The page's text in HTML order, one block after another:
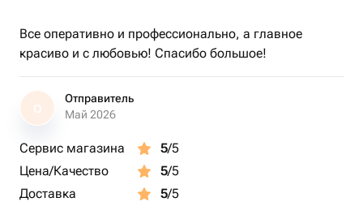
Все оперативно и профессионально, а главное
красиво и с любовью! Спасибо большое!
О
Отправитель
Май 2026
Сервис магазина 5/5
Цена/Качество
5/5
Доставка
5/5